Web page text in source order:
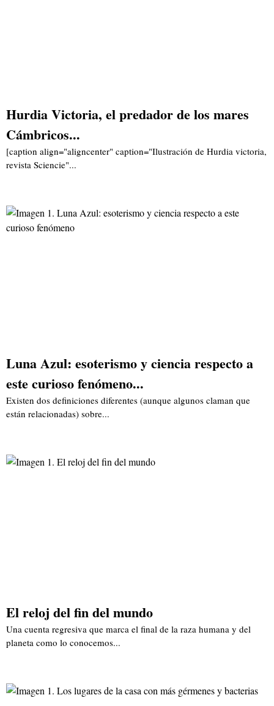
Hurdia Victoria, el predador de los mares
Cámbricos...
[caption align="aligncenter" caption="Ilustración de Hurdia victoria,
revista Sciencie"...
Luna Azul: esoterismo y ciencia respecto a
este curioso fenómeno...
Existen dos definiciones diferentes (aunque algunos claman que
están relacionadas) sobre...
El reloj del fin del mundo
Una cuenta regresiva que marca el final de la raza humana y del
planeta como lo conocemos...